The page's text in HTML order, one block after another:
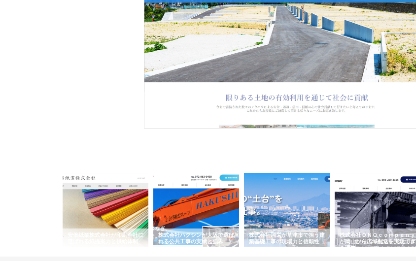
安倍紙業株式会社が印刷会社に
株式会社ハクシンが大阪で選ば
れる公共工事の実績と強み
株式会社翔栄が草津市で担う建
築基礎工事の現場力と信頼性
株式会社ＯＮＯｃｏｍｐａｎｙ
が岡山から広域配送を実現でき
る理由